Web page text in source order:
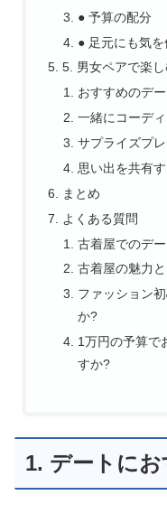
● 予算の配分
● 足元にも気を
5. 男女ペアで楽
おすすめのデ
一緒にコーデ
サプライズプ
思い出を共有
まとめ
よくある質問
古着屋でのデ
古着屋の魅力
ファッション
か?
1万円の予算で
すか?
1. デートに